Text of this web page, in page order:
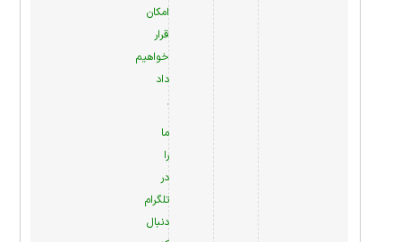
امکان
قرار
خواهیم
داد
.
ما
را
در
تلگرام
دنبال